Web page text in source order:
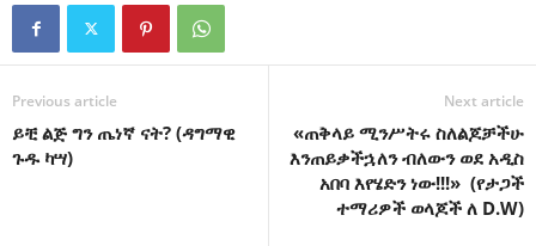
Previous article
ይቺ ልጅ ግን ጤነኛ ናት? (ዳግማዊ
ጉዱ ካሣ)
Next article
«ጠቅላይ ሚንሥትሩ ስለልጆቻችሁ
እንጠይቃችኋለን ብለውን ወደ አዲስ
አበባ እየሄድን ነው!!!» (የታጋች
ተማሪዎች ወላጆች ለ D.W)